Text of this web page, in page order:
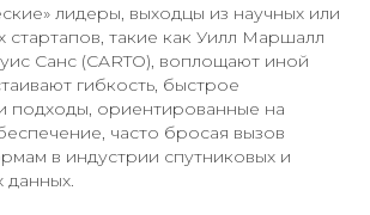
лидеры, выходцы из научных или
стартапов, такие как Уилл Маршалл
Санс (CARTO), воплощают иной
гибкость, быстрое
подходы, ориентированные на
часто бросая вызов
в индустрии спутниковых и
данных.